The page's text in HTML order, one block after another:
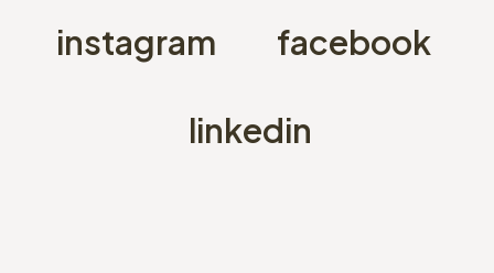
instagram facebook
linkedin